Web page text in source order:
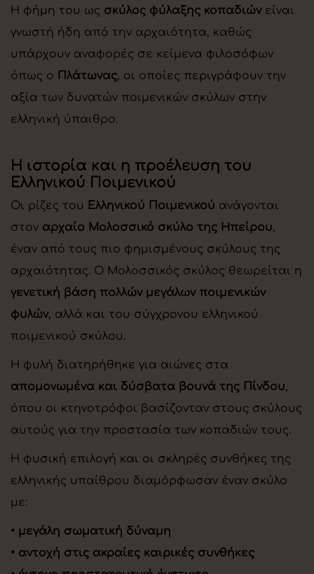
Η φήμη του ως σκύλος φύλαξης κοπαδιώνείναι
γνωστή ήδη από την αρχαιότητα, καθώς
υπάρχουν αναφορές σε κείμενα φιλοσόφων
όπως ο Πλάτωνας, οι οποίες περιγράφουν την
αξία των δυνατών ποιμενικών σκύλων στην
ελληνική ύπαιθρο.
Η ιστορία και η προέλευση του
Ελληνικού Ποιμενικού
Οι ρίζες του Ελληνικού Ποιμενικού ανάγονται
στον αρχαίο Μολοσσικό σκύλο της Ηπείρου,
έναν από τους πιο φημισμένους σκύλους της
αρχαιότητας. Ο Μολοσσικός σκύλος θεωρείται η
γενετική βάση πολλών μεγάλων ποιμενικών
φυλών, αλλά και του σύγχρονου ελληνικού
ποιμενικού σκύλου.
Η φυλή διατηρήθηκε για αιώνες στα
απομονωμένα και δύσβατα βουνά της Πίνδου,
όπου οι κτηνοτρόφοι βασίζονταν στους σκύλους
αυτούς για την προστασία των κοπαδιών τους.
Η φυσική επιλογή και οι σκληρές συνθήκες της
ελληνικής υπαίθρου διαμόρφωσαν έναν σκύλο
με:
• μεγάλη σωματική δύναμη
• αντοχή στις ακραίες καιρικές συνθήκες